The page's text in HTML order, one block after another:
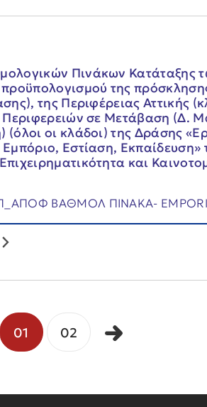
Πινάκων Κατάταξης
της
της Περιφέρειας Αττικής
Περιφερειών σε Μετάβαση (Δ.
οι κλάδοι) της Δράσης
Εμπόριο, Εστίαση, Εκπαίδευση»
και
ΒΑΘΜΟΛ ΠΙΝΑΚΑ-
01 02